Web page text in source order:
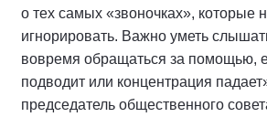
о тех самых «звоночках», которые
игнорировать. Важно уметь
вовремя обращаться за помощью,
подводит или концентрация
председатель общественного